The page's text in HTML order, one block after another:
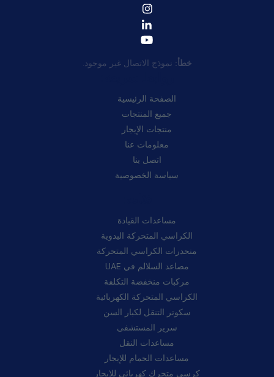
خطأ: نموذج الاتصال غير موجود.
الصفحة الرئيسية
جميع المنتجات
منتجات الإيجار
معلومات عنا
اتصل بنا
سياسة الخصوصية
مساعدات القيادة
الكراسي المتحركة اليدوية
منحدرات الكراسي المتحركة
مصاعد السلالم في UAE
مركبات منخفضة التكلفة
الكراسي المتحركة الكهربائية
سكوتر التنقل لكبار السن
سرير المستشفى
مساعدات النقل
مساعدات الحمام للإيجار
كرسي متحرك كهربائي للإيجار